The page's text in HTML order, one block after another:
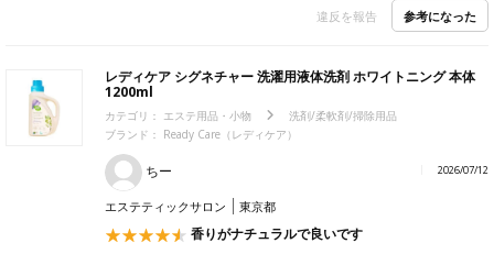
違反を報告 参考になった
レディケア シグネチャー 洗濯用液体洗剤 ホワイトニング 本体
1200ml
カテゴリ： エステ用品・小物
洗剤/柔軟剤/掃除用品
ブランド： Ready Care（レディケア）
ちー 2026/07/12
エステティックサロン 東京都
香りがナチュラルで良いです